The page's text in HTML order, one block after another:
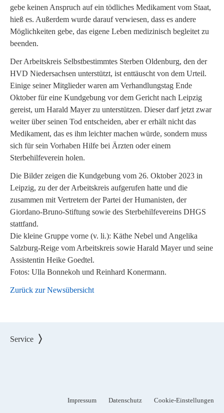
gebe keinen Anspruch auf ein tödliches Medikament vom Staat,
hieß es. Außerdem wurde darauf verwiesen, dass es andere
Möglichkeiten gebe, das eigene Leben medizinisch begleitet zu
beenden.
Der Arbeitskreis Selbstbestimmtes Sterben Oldenburg, den der
HVD Niedersachsen unterstützt, ist enttäuscht von dem Urteil.
Einige seiner Mitglieder waren am Verhandlungstag Ende
Oktober für eine Kundgebung vor dem Gericht nach Leipzig
gereist, um Harald Mayer zu unterstützen. Dieser darf jetzt zwar
weiter über seinen Tod entscheiden, aber er erhält nicht das
Medikament, das es ihm leichter machen würde, sondern muss
sich für sein Vorhaben Hilfe bei Ärzten oder einem
Sterbehilfeverein holen.
Die Bilder zeigen die Kundgebung vom 26. Oktober 2023 in
Leipzig, zu der der Arbeitskreis aufgerufen hatte und die
zusammen mit Vertretern der Partei der Humanisten, der
Giordano-Bruno-Stiftung sowie des Sterbehilfevereins DHGS
stattfand.
Die kleine Gruppe vorne (v. li.): Käthe Nebel und Angelika
Salzburg-Reige vom Arbeitskreis sowie Harald Mayer und seine
Assistentin Heike Goedtel.
Fotos: Ulla Bonnekoh und Reinhard Konermann.
Zurück zur Newsübersicht
Service
Impressum Datenschutz Cookie-Einstellungen